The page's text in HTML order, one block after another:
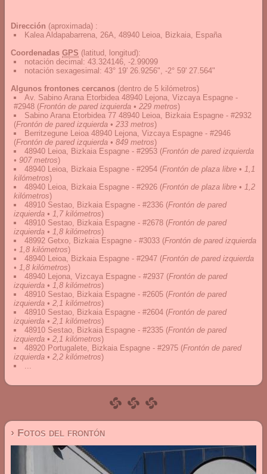
Dirección (aproximada) :
Kalea Aldapabarrena, 26A, 48940 Leioa, Bizkaia, España
Coordenadas GPS (latitud, longitud):
notación decimal : 43.324146, -2.99099
notación sexagesimal : 43° 19' 26.9256", -2° 59' 27.564"
Algunos frontones cercanos (dentro de 5 kilómetros)
Av. Sabino Arana Etorbidea 48940 Lejona, Vizcaya Espagne -
#2948 (Frontón de pared izquierda • 229 metros)
Sabino Arana Etorbidea 77 48940 Leioa, Bizkaia Espagne - #2932
(Frontón de pared izquierda • 233 metros)
Berritzegune Leioa 48940 Lejona, Vizcaya Espagne - #2946
(Frontón de pared izquierda • 849 metros)
48940 Leioa, Bizkaia Espagne - #2953 (Frontón de pared izquierda
• 907 metros)
48940 Leioa, Bizkaia Espagne - #2954 (Frontón de plaza libre • 1,1
kilómetros)
48940 Leioa, Bizkaia Espagne - #2926 (Frontón de plaza libre • 1,2
kilómetros)
48910 Sestao, Bizkaia Espagne - #2336 (Frontón de pared
izquierda • 1,7 kilómetros)
48910 Sestao, Bizkaia Espagne - #2678 (Frontón de pared
izquierda • 1,8 kilómetros)
48992 Getxo, Bizkaia Espagne - #3033 (Frontón de pared izquierda
• 1,8 kilómetros)
48940 Leioa, Bizkaia Espagne - #2947 (Frontón de pared izquierda
• 1,8 kilómetros)
48940 Lejona, Vizcaya Espagne - #2937 (Frontón de pared
izquierda • 1,8 kilómetros)
48910 Sestao, Bizkaia Espagne - #2605 (Frontón de pared
izquierda • 2,1 kilómetros)
48910 Sestao, Bizkaia Espagne - #2604 (Frontón de pared
izquierda • 2,1 kilómetros)
48910 Sestao, Bizkaia Espagne - #2335 (Frontón de pared
izquierda • 2,1 kilómetros)
48920 Portugalete, Bizkaia Espagne - #2975 (Frontón de pared
izquierda • 2,2 kilómetros)
...
› Fotos del frontón